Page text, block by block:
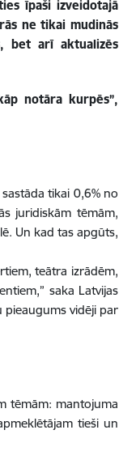
īpaši izveidotajā
ne tikai mudinās
bet arī aktualizēs
notāra kurpēs”,
tikai 0,6% no
juridiskām tēmām,
Un kad tas apgūts,
teātra izrādēm,
saka Latvijas
vidēji par
tēmām: mantojuma
tieši un